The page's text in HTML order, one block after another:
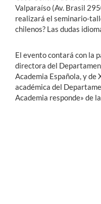
English
Valparaíso (Av. Brasil
realizará el seminario-
chilenos? Las dudas
El evento contará con la
directora del
Academia Española, y de
académica del
Academia responde» de